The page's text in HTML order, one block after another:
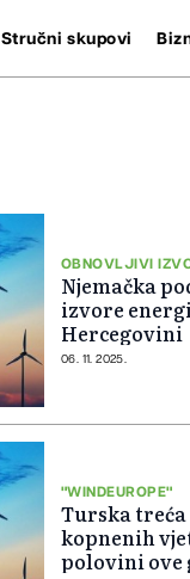
Stručni skupovi
OBNOVLJIVI
Njemačka
izvore
Hercegovini
06. 11. 2025.
"WINDEUROPE"
Turska
kopnenih
polovini ove